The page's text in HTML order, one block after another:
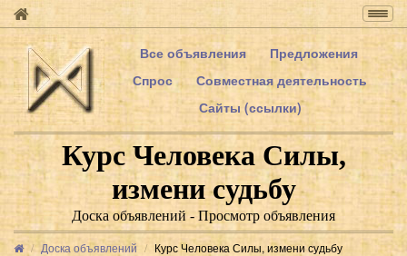
Все объявления
Предложения
Спрос
Совместная деятельность
Сайты (ссылки)
Курс Человека Силы,
измени судьбу
Доска объявлений - Просмотр объявления
Доска объявлений
Курс Человека Силы, измени судьбу